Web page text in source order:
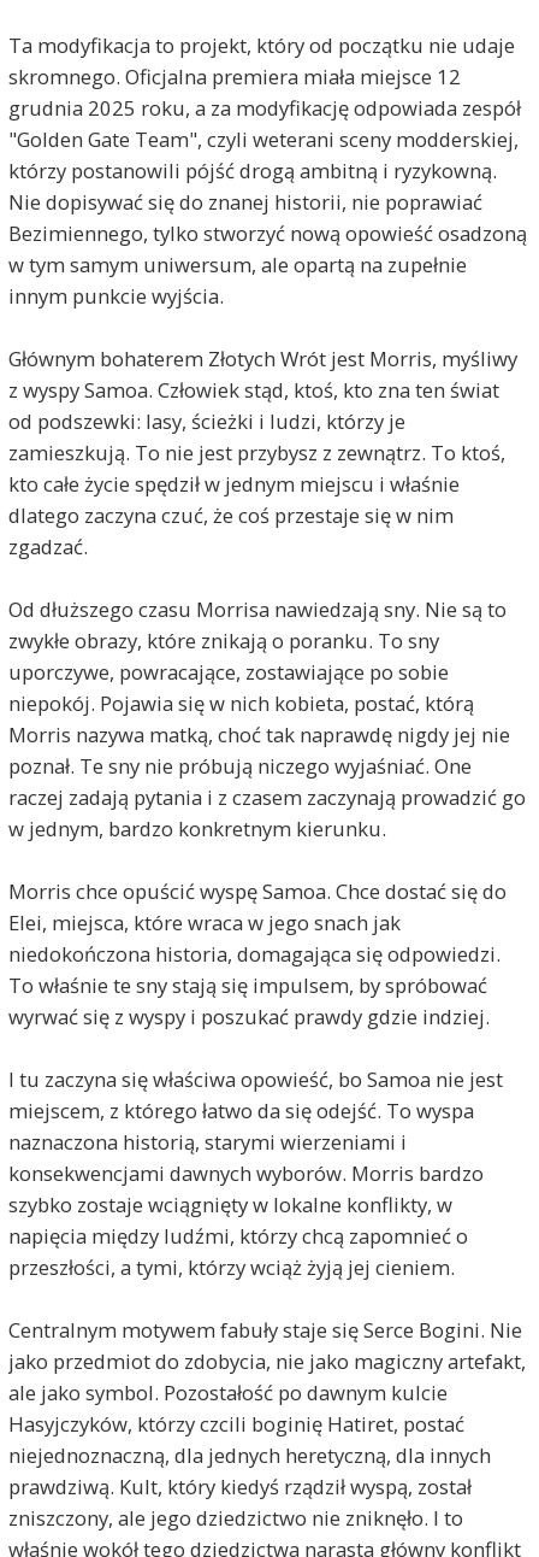
Ta modyfikacja to projekt, który od początku nie udaje
skromnego. Oficjalna premiera miała miejsce 12
grudnia 2025 roku, a za modyfikację odpowiada zespół
"Golden Gate Team", czyli weterani sceny modderskiej,
którzy postanowili pójść drogą ambitną i ryzykowną.
Nie dopisywać się do znanej historii, nie poprawiać
Bezimiennego, tylko stworzyć nową opowieść osadzoną
w tym samym uniwersum, ale opartą na zupełnie
innym punkcie wyjścia.
Głównym bohaterem Złotych Wrót jest Morris, myśliwy
z wyspy Samoa. Człowiek stąd, ktoś, kto zna ten świat
od podszewki: lasy, ścieżki i ludzi, którzy je
zamieszkują. To nie jest przybysz z zewnątrz. To ktoś,
kto całe życie spędził w jednym miejscu i właśnie
dlatego zaczyna czuć, że coś przestaje się w nim
zgadzać.
Od dłuższego czasu Morrisa nawiedzają sny. Nie są to
zwykłe obrazy, które znikają o poranku. To sny
uporczywe, powracające, zostawiające po sobie
niepokój. Pojawia się w nich kobieta, postać, którą
Morris nazywa matką, choć tak naprawdę nigdy jej nie
poznał. Te sny nie próbują niczego wyjaśniać. One
raczej zadają pytania i z czasem zaczynają prowadzić go
w jednym, bardzo konkretnym kierunku.
Morris chce opuścić wyspę Samoa. Chce dostać się do
Elei, miejsca, które wraca w jego snach jak
niedokończona historia, domagająca się odpowiedzi.
To właśnie te sny stają się impulsem, by spróbować
wyrwać się z wyspy i poszukać prawdy gdzie indziej.
I tu zaczyna się właściwa opowieść, bo Samoa nie jest
miejscem, z którego łatwo da się odejść. To wyspa
naznaczona historią, starymi wierzeniami i
konsekwencjami dawnych wyborów. Morris bardzo
szybko zostaje wciągnięty w lokalne konflikty, w
napięcia między ludźmi, którzy chcą zapomnieć o
przeszłości, a tymi, którzy wciąż żyją jej cieniem.
Centralnym motywem fabuły staje się Serce Bogini. Nie
jako przedmiot do zdobycia, nie jako magiczny artefakt,
ale jako symbol. Pozostałość po dawnym kulcie
Hasyjczyków, którzy czcili boginię Hatiret, postać
niejednoznaczną, dla jednych heretyczną, dla innych
prawdziwą. Kult, który kiedyś rządził wyspą, został
zniszczony, ale jego dziedzictwo nie zniknęło. I to
właśnie wokół tego dziedzictwa narasta główny konflikt